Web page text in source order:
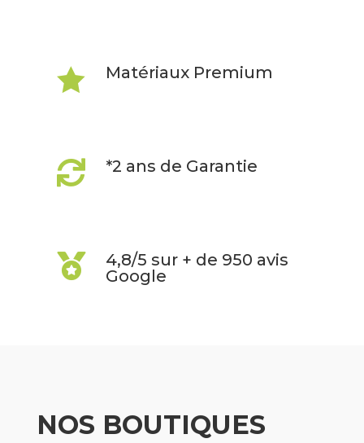
 Matériaux Premium
 *2 ans de Garantie

4,8/5 sur + de 950 avis
Google
NOS BOUTIQUES